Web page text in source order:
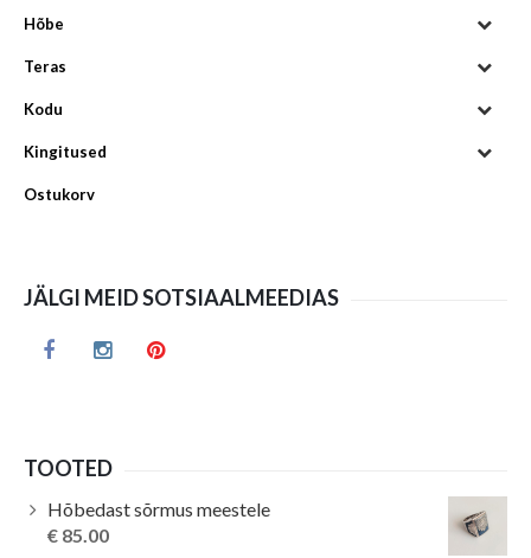
Hõbe
Teras
Kodu
Kingitused
Ostukorv
JÄLGI MEID SOTSIAALMEEDIAS
TOOTED
Hõbedast sõrmus meestele
€ 85.00